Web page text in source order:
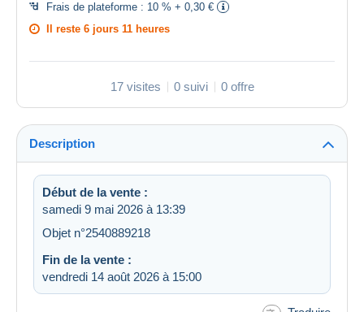
Frais de plateforme : 10 % + 0,30 €
Il reste 6 jours 11 heures
17 visites 0 suivi 0 offre
Description
Début de la vente :
samedi 9 mai 2026 à 13:39
Objet n°2540889218
Fin de la vente :
vendredi 14 août 2026 à 15:00